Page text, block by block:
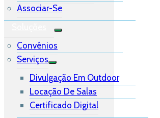
Associar-Se
Convênios
Serviços
Divulgação Em Outdoor
Locação De Salas
Certificado Digital